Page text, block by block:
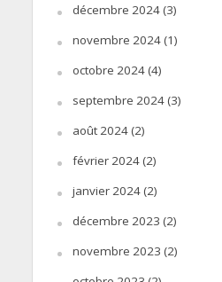
décembre 2024(3)
novembre 2024(1)
octobre 2024(4)
septembre 2024(3)
août 2024(2)
février 2024(2)
janvier 2024(2)
décembre 2023 (2)
novembre 2023 (2)